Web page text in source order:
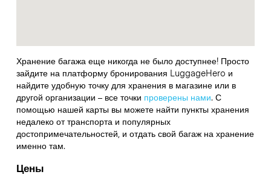
Хранение багажа еще никогда не было доступнее! Просто
зайдите на платформу бронирования LuggageHero и
найдите удобную точку для хранения в магазине или в
другой организации – все точки проверены нами. С
помощью нашей карты вы можете найти пункты хранения
недалеко от транспорта и популярных
достопримечательностей, и отдать свой багаж на хранение
именно там.
Цены